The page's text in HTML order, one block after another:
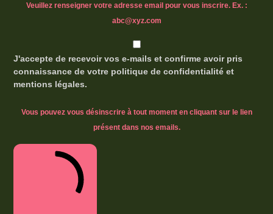
Veuillez renseigner votre adresse email pour vous inscrire. Ex. :
abc@xyz.com
J'accepte de recevoir vos e-mails et confirme avoir pris
connaissance de votre politique de confidentialité et
mentions légales.
Vous pouvez vous désinscrire à tout moment en cliquant sur le lien
présent dans nos emails.